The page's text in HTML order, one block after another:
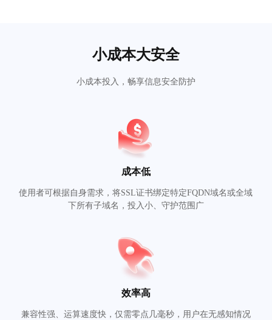
小成本大安全
小成本投入，畅享信息安全防护
成本低
使用者可根据自身需求，将SSL证书绑定特定FQDN域名或全域
下所有子域名，投入小、守护范围广
效率高
兼容性强、运算速度快，仅需零点几毫秒，用户在无感知情况